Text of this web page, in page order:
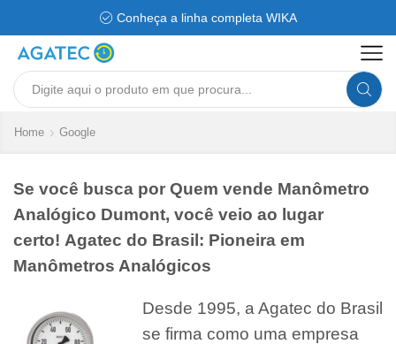
Conheça a linha completa WIKA
Search
Home Google
Se você busca por Quem vende Manômetro
Analógico Dumont, você veio ao lugar
certo! Agatec do Brasil: Pioneira em
Manômetros Analógicos
Desde 1995, a Agatec do Brasil
se firma como uma empresa